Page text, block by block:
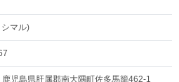
マル)
児島県肝属郡南大隅町佐多馬籠462-1